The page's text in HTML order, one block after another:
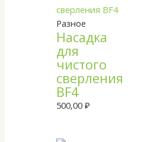
Разное
Насадка
для
чистого
сверления
BF4
500,00₽